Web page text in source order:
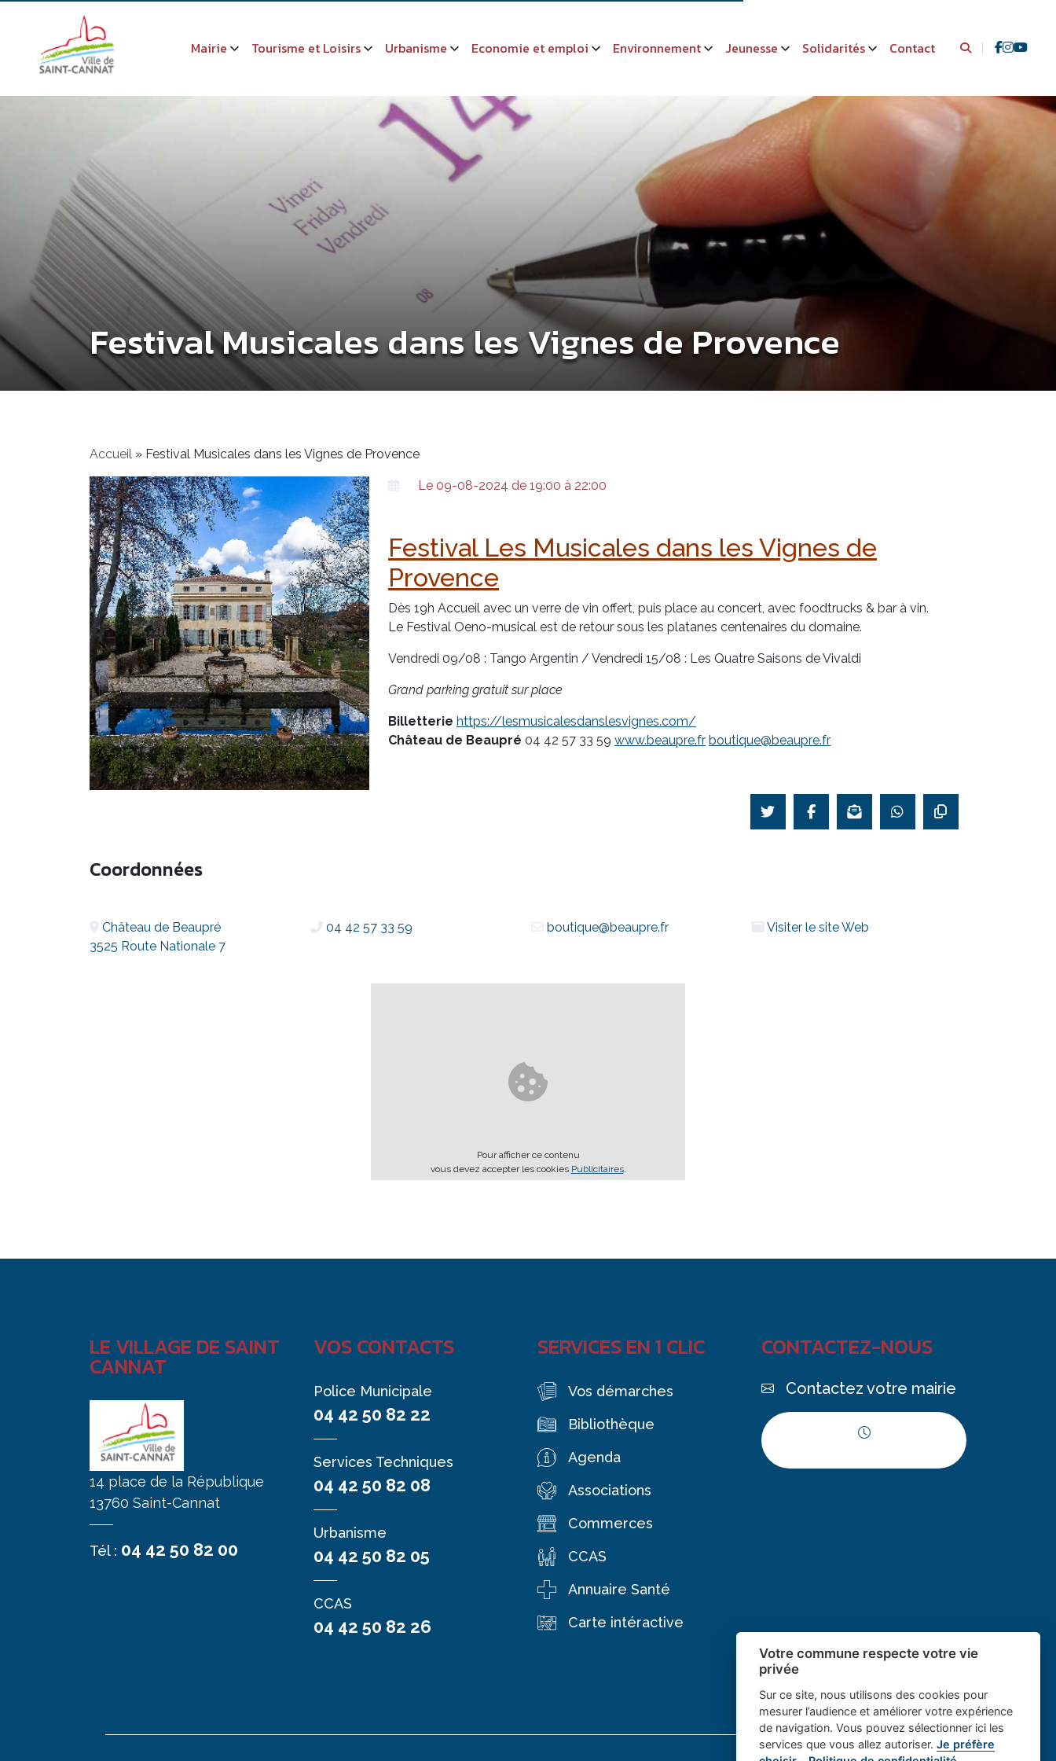
Mairie Tourisme et Loisirs Urbanisme Economie et emploi Environnement Jeunesse Solidarités Contact
Festival Musicales dans les Vignes de Provence
Accueil » Festival Musicales dans les Vignes de Provence
Le 09-08-2024 de 19:00 à 22:00
Festival Les Musicales dans les Vignes de
Provence
Dès 19h Accueil avec un verre de vin offert, puis place au concert, avec foodtrucks & bar à vin.
Le Festival Oeno-musical est de retour sous les platanes centenaires du domaine.
Vendredi 09/08 : Tango Argentin / Vendredi 15/08 : Les Quatre Saisons de Vivaldi
Grand parking gratuit sur place
Billetterie https://lesmusicalesdanslesvignes.com/
Château de Beaupré 04 42 57 33 59 www.beaupre.fr boutique@beaupre.fr
Coordonnées
Château de Beaupré
3525 Route Nationale 7
04 42 57 33 59 boutique@beaupre.fr Visiter le site Web
Pour afficher ce contenu
vous devez accepter les cookies Publicitaires.
LE VILLAGE DE SAINT
CANNAT
14 place de la République
13760 Saint-Cannat
Tél : 04 42 50 82 00
VOS CONTACTS
Police Municipale
04 42 50 82 22
Services Techniques
04 42 50 82 08
Urbanisme
04 42 50 82 05
CCAS
04 42 50 82 26
SERVICES EN 1 CLIC
Vos démarches
Bibliothèque
Agenda
Associations
Commerces
CCAS
Annuaire Santé
Carte intéractive
CONTACTEZ-NOUS
Contactez votre mairie
Votre commune respecte votre vie
privée
Sur ce site, nous utilisons des cookies pour
mesurer l’audience et améliorer votre expérience
de navigation. Vous pouvez sélectionner ici les
services que vous allez autoriser. Je préfère